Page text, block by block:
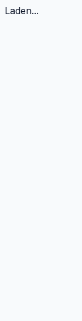
Laden...